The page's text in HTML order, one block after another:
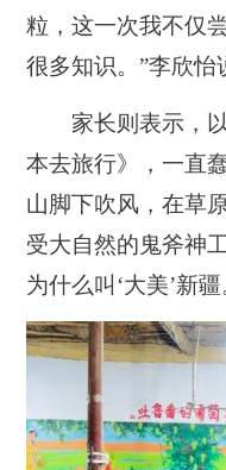
粒，这一次我不仅
很多知识。”李欣怡
家长则表示，以
本去旅行》，一直
山脚下吹风，在草
受大自然的鬼斧神
为什么叫‘大美’新